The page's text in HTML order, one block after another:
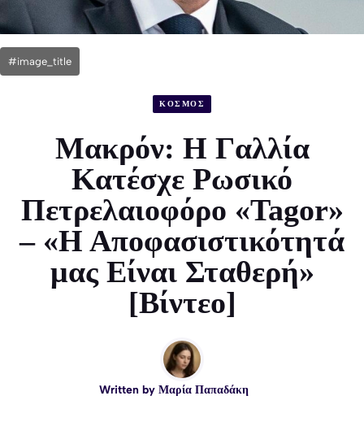
#image_title
ΚΟΣΜΟΣ
Μακρόν: Η Γαλλία
Κατέσχε Ρωσικό
Πετρελαιοφόρο «Tagor»
– «Η Αποφασιστικότητά
μας Είναι Σταθερή»
[Βίντεο]
Written by Μαρία Παπαδάκη